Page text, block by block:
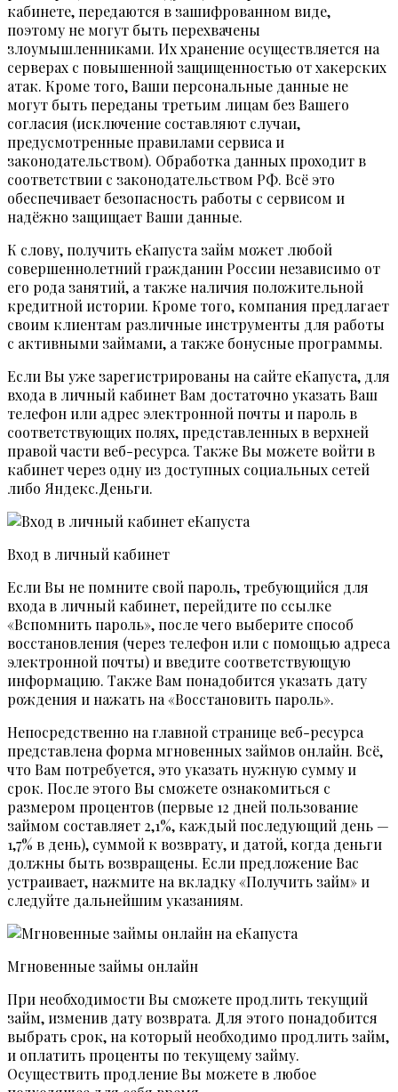
кабинете, передаются в зашифрованном виде,
поэтому не могут быть перехвачены
злоумышленниками. Их хранение осуществляется на
серверах с повышенной защищенностью от хакерских
атак. Кроме того, Ваши персональные данные не
могут быть переданы третьим лицам без Вашего
согласия (исключение составляют случаи,
предусмотренные правилами сервиса и
законодательством). Обработка данных проходит в
соответствии с законодательством РФ. Всё это
обеспечивает безопасность работы с сервисом и
надёжно защищает Ваши данные.
К слову, получить еКапуста займ может любой
совершеннолетний гражданин России независимо от
его рода занятий, а также наличия положительной
кредитной истории. Кроме того, компания предлагает
своим клиентам различные инструменты для работы
с активными займами, а также бонусные программы.
Если Вы уже зарегистрированы на сайте еКапуста, для
входа в личный кабинет Вам достаточно указать Ваш
телефон или адрес электронной почты и пароль в
соответствующих полях, представленных в верхней
правой части веб-ресурса. Также Вы можете войти в
кабинет через одну из доступных социальных сетей
либо Яндекс.Деньги.
Вход в личный кабинет
Если Вы не помните свой пароль, требующийся для
входа в личный кабинет, перейдите по ссылке
«Вспомнить пароль», после чего выберите способ
восстановления (через телефон или с помощью адреса
электронной почты) и введите соответствующую
информацию. Также Вам понадобится указать дату
рождения и нажать на «Восстановить пароль».
Непосредственно на главной странице веб-ресурса
представлена форма мгновенных займов онлайн. Всё,
что Вам потребуется, это указать нужную сумму и
срок. После этого Вы сможете ознакомиться с
размером процентов (первые 12 дней пользование
займом составляет 2,1%, каждый последующий день —
1,7% в день), суммой к возврату, и датой, когда деньги
должны быть возвращены. Если предложение Вас
устраивает, нажмите на вкладку «Получить займ» и
следуйте дальнейшим указаниям.
Мгновенные займы онлайн
При необходимости Вы сможете продлить текущий
займ, изменив дату возврата. Для этого понадобится
выбрать срок, на который необходимо продлить займ,
и оплатить проценты по текущему займу.
Осуществить продление Вы можете в любое